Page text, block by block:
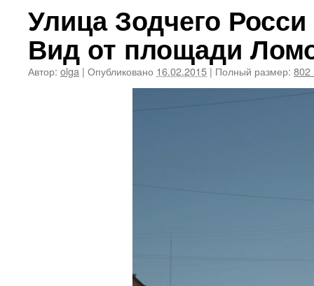
Улица Зодчего
Вид от площади
Автор: olga | Опубликовано 16.02.2015 | Полный размер: 802